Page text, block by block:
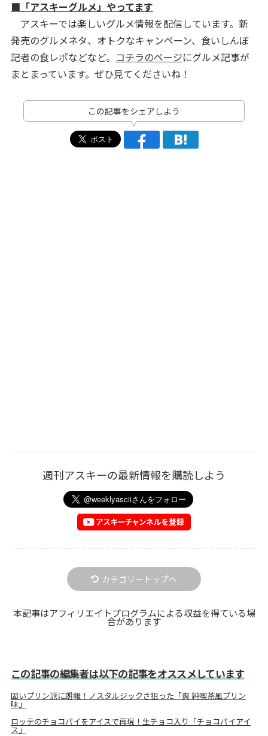
■「アスキーグルメ」やってます
アスキーでは楽しいグルメ情報を配信しています。新
発売のグルメネタ、オトクなキャンペーン、食いしんぼ
記者の食レポなどなど。 コチラのページにグルメ記事が
まとまっています。ぜひ見てくださいね！
この記事をシェアしよう
週刊アスキーの最新情報を購読しよう
カテゴリートップへ
本記事はアフィリエイトプログラムによる収益を得ている場
合があります
この記事の編集者は以下の記事をオススメしています
固いプリン派に朗報！ノスタルジックさ狙った「爽 純喫茶風プリン
味」
ロッテのチョコパイをアイスで再現！生チョコ入り「チョコパイアイ
ス」